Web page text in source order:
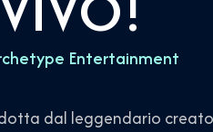
Entertainment
dal leggendario